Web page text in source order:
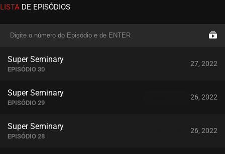
LISTA DE EPISÓDIOS
Super Seminary
EPISÓDIO 30
julho 27, 2022
Super Seminary
EPISÓDIO 29
julho 26, 2022
Super Seminary
EPISÓDIO 28
julho 26, 2022